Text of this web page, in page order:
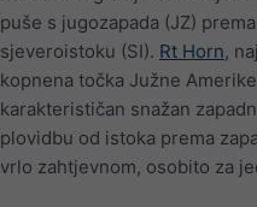
puše s jugozapada (JZ) prema
sjeveroistoku (SI). Rt Horn,
kopnena točka Južne
karakterističan snažan
plovidbu od istoka prema
vrlo zahtjevnom, osobito za